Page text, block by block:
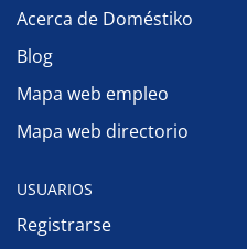
Acerca de Doméstiko
Blog
Mapa web empleo
Mapa web directorio
USUARIOS
Registrarse